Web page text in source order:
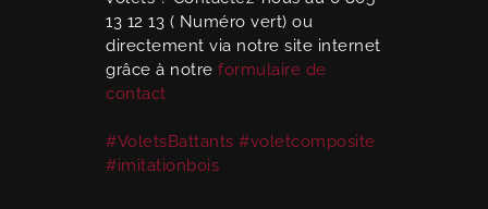
13 12 13 ( Numéro vert) ou
directement via notre site internet
grâce à notreformulaire de
contact
#VoletsBattants #voletcomposite
#imitationbois